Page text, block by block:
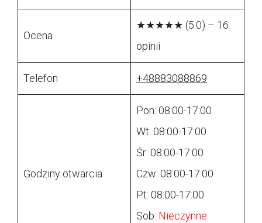
Ocena
★★★★★ (5.0) – 16
opinii
Telefon +48883088869
Godziny otwarcia
Pon: 08:00-17:00
Wt: 08:00-17:00
Śr: 08:00-17:00
Czw: 08:00-17:00
Pt: 08:00-17:00
Sob: Nieczynne